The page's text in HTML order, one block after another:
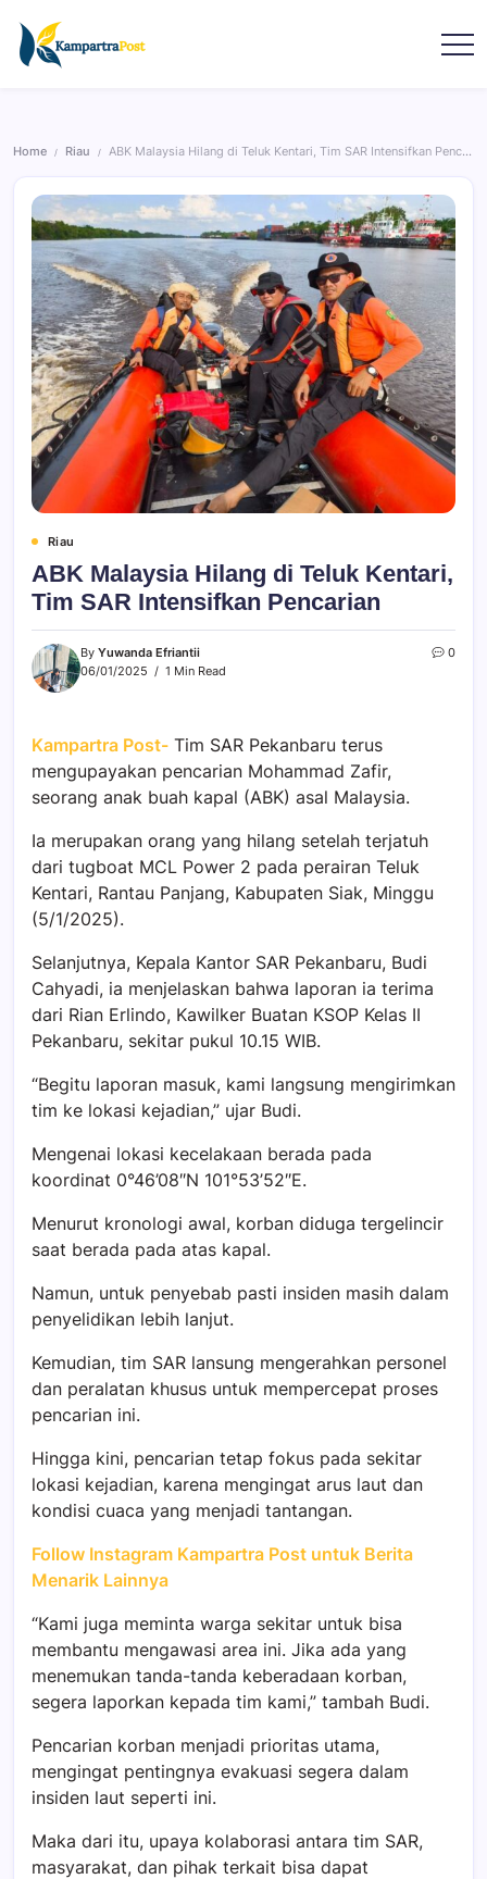
Home / Riau / ABK Malaysia Hilang di Teluk Kentari, Tim SAR Intensifkan Pencarian
Riau
ABK Malaysia Hilang di Teluk Kentari,
Tim SAR Intensifkan Pencarian
By Yuwanda Efriantii
06/01/2025
1 Min Read
0
Kampartra Post- Tim SAR Pekanbaru terus
mengupayakan pencarian Mohammad Zafir,
seorang anak buah kapal (ABK) asal Malaysia.
Ia merupakan orang yang hilang setelah terjatuh
dari tugboat MCL Power 2 pada perairan Teluk
Kentari, Rantau Panjang, Kabupaten Siak, Minggu
(5/1/2025).
Selanjutnya, Kepala Kantor SAR Pekanbaru, Budi
Cahyadi, ia menjelaskan bahwa laporan ia terima
dari Rian Erlindo, Kawilker Buatan KSOP Kelas II
Pekanbaru, sekitar pukul 10.15 WIB.
“Begitu laporan masuk, kami langsung mengirimkan
tim ke lokasi kejadian,” ujar Budi.
Mengenai lokasi kecelakaan berada pada
koordinat 0°46’08″N 101°53’52″E.
Menurut kronologi awal, korban diduga tergelincir
saat berada pada atas kapal.
Namun, untuk penyebab pasti insiden masih dalam
penyelidikan lebih lanjut.
Kemudian, tim SAR lansung mengerahkan personel
dan peralatan khusus untuk mempercepat proses
pencarian ini.
Hingga kini, pencarian tetap fokus pada sekitar
lokasi kejadian, karena mengingat arus laut dan
kondisi cuaca yang menjadi tantangan.
Follow Instagram Kampartra Post untuk Berita
Menarik Lainnya
“Kami juga meminta warga sekitar untuk bisa
membantu mengawasi area ini. Jika ada yang
menemukan tanda-tanda keberadaan korban,
segera laporkan kepada tim kami,” tambah Budi.
Pencarian korban menjadi prioritas utama,
mengingat pentingnya evakuasi segera dalam
insiden laut seperti ini.
Maka dari itu, upaya kolaborasi antara tim SAR,
masyarakat, dan pihak terkait bisa dapat